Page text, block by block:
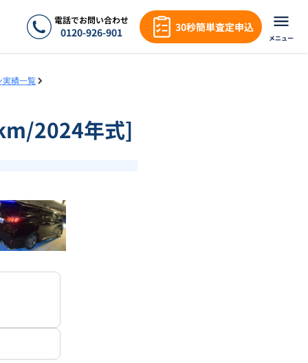
電話でお問い合わせ
0120-926-901 30秒簡単査定申込
メニュー
実績一覧
2024年式]
1/17